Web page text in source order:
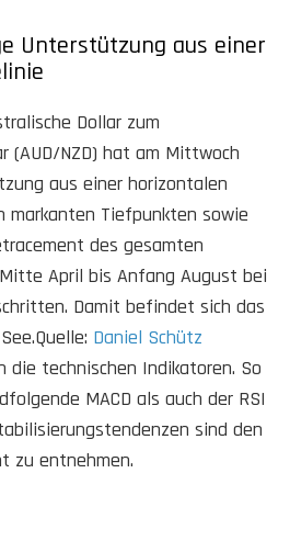
Unterstützung aus einer
Dollar zum
(AUD/NZD) hat am Mittwoch
aus einer horizontalen
markanten Tiefpunkten sowie
des gesamten
April bis Anfang August bei
Damit befindet sich das
Daniel Schütz
die technischen Indikatoren. So
MACD als auch der RSI
sind den
zu entnehmen.